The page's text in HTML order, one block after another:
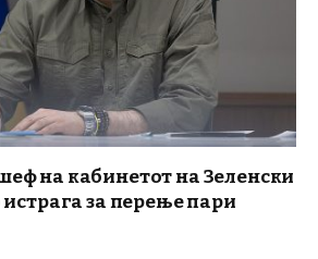
на кабинетот на Зеленски
за перење пари